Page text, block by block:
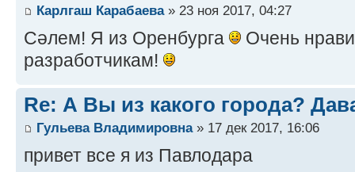
Карлгаш Карабаева» 23 ноя 2017, 04:27
Сәлем! Я из Оренбурга
Очень
разработчикам!
Re: А Вы из какого города?
Гульева Владимировна» 17 дек 2017, 16:06
привет все я из Павлодара